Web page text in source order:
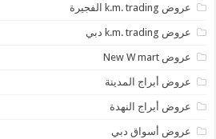
عروض k.m. trading الفجيرة
عروض k.m. trading دبي
عروض New W mart
عروض أبراج المدينة
عروض أبراج النهدة
عروض أسواق دبي